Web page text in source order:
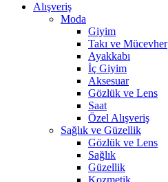
Alışveriş
Moda
Giyim
Takı ve Mücevher
Ayakkabı
İç Giyim
Aksesuar
Gözlük ve Lens
Saat
Özel Alışveriş
Sağlık ve Güzellik
Gözlük ve Lens
Sağlık
Güzellik
Kozmetik